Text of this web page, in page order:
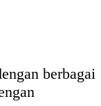
berbagai